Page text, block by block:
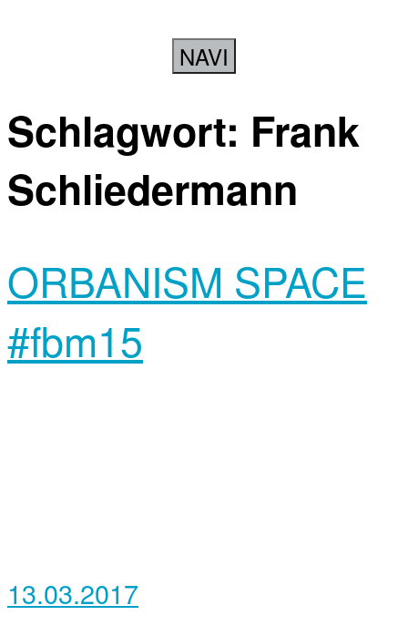
NAVI
Schlagwort: Frank
Schliedermann
ORBANISM SPACE
#fbm15
13.03.2017